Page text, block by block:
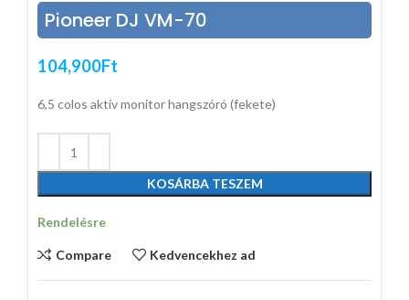
Pioneer DJ VM-70
104,900Ft
6,5 colos aktív monitor hangszóró (fekete)
KOSÁRBA TESZEM
Rendelésre
Compare Kedvencekhez ad